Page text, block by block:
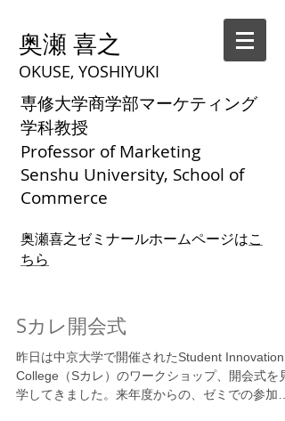
奥瀬 喜之
OKUSE, YOSHIYUKI
専修大学商学部マーケティング
学科教授
Professor of Marketing
Senshu University, School of
Commerce
奥瀬喜之ゼミナールホームページはこ
ちら
Sカレ開会式
昨日は中京大学で開催されたStudent Innovation
College（Sカレ）のワークショップ、開会式を見
学してきました。来年度からの、ゼミでの参加を